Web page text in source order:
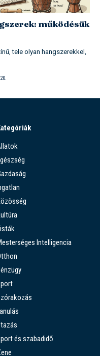
működésük
tele olyan hangszerekkel,
Intelligencia
és szabadidő